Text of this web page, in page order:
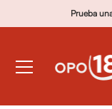
Prueba